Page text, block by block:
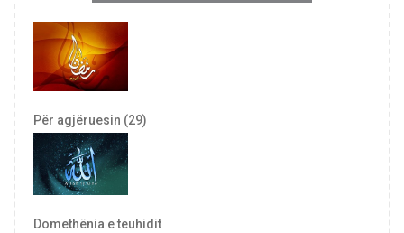
Për agjëruesin (29)
Domethënia e teuhidit